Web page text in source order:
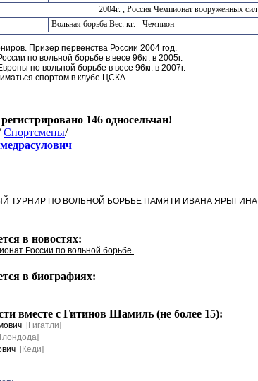
2004г. , Россия Чемпионат вооруженных сил
Вольная борьба Вес: кг. - Чемпион
Призер первенства России 2004 год.
по вольной борьбе в весе 96кг. в 2005г.
по вольной борьбе в весе 96кг. в 2007г.
спортом в клубе ЦСКА.
146 односельчан!
Спортсмены/
ТУРНИР ПО ВОЛЬНОЙ БОРЬБЕ ПАМЯТИ ИВАНА ЯРЫГИНА
в новостях:
России по вольной борьбе.
в биографиях:
вместе с Гитинов Шамиль (не более 15):
[Гигатли]
[Кеди]